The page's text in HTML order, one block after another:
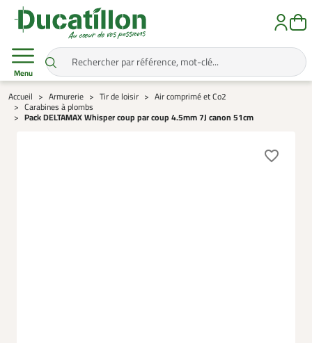
Menu
Accueil Armurerie Tir de loisir
Air comprimé et Co2
Carabines à plombs
Pack DELTAMAX Whisper coup par coup 4.5mm 7J canon 51cm
favorite_border